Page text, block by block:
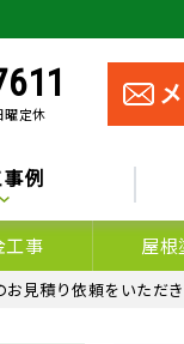
曜定休
例
工事 屋根
見積り依頼をいただき